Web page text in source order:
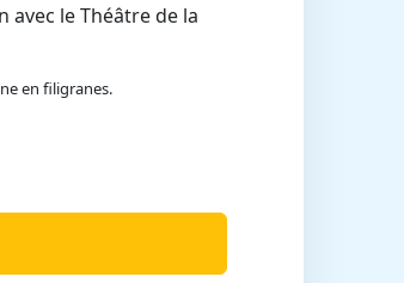
avec le Théâtre de la
en filigranes.